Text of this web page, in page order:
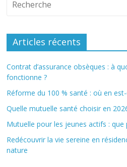
Articles récents
Contrat d’assurance obsèques : à
fonctionne ?
Réforme du 100 % santé : où en
Quelle mutuelle santé choisir en
Mutuelle pour les jeunes actifs : que
Redécouvrir la vie sereine en
nature